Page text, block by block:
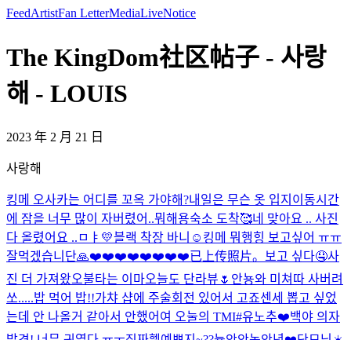
FeedArtistFan LetterMediaLiveNotice
The KingDom社区帖子 - 사랑
해 - LOUIS
2023 年 2 月 21 日
사랑해
킹메 오사카는 어디를 꼬옥 가야해?내일은 무슨 옷 입지 이동시간
에 잠을 너무 많이 자버렸어..뭐해용숙소 도착🥰네 맞아요 .. 사진
다 올렸어요 .. ㅁㅑ💛블랙 착장 바니☺️ 킹메 뭐행힝 보고싶어 ㅠㅠ
잘먹겠습니단🙏❤️❤️❤️❤️❤️❤️❤️❤️已上传照片。 보고 싶다🤤사
진 더 가져왔오불타는 이마오늘도 단라뷰🌷 안뇽와 미쳐따 사버려
쏘.....밥 먹어 밥!!가챠 샵에 주술회전 있어서 고죠센세 뽑고 싶었
는데 안 나올거 같아서 안했어여 오눌의 TMI#유노추❤️백야 의자